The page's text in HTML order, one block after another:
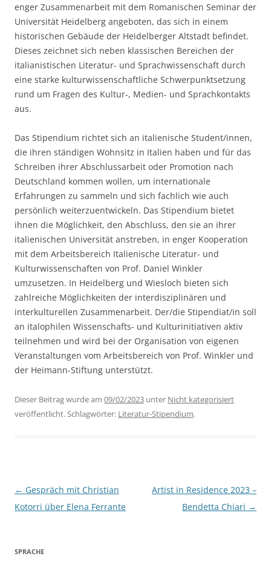
enger Zusammenarbeit mit dem Romanischen Seminar der
Universität Heidelberg angeboten, das sich in einem
historischen Gebäude der Heidelberger Altstadt befindet.
Dieses zeichnet sich neben klassischen Bereichen der
italianistischen Literatur- und Sprachwissenschaft durch
eine starke kulturwissenschaftliche Schwerpunktsetzung
rund um Fragen des Kultur-, Medien- und Sprachkontakts
aus.
Das Stipendium richtet sich an italienische Student/innen,
die ihren ständigen Wohnsitz in Italien haben und für das
Schreiben ihrer Abschlussarbeit oder Promotion nach
Deutschland kommen wollen, um internationale
Erfahrungen zu sammeln und sich fachlich wie auch
persönlich weiterzuentwickeln. Das Stipendium bietet
ihnen die Möglichkeit, den Abschluss, den sie an ihrer
italienischen Universität anstreben, in enger Kooperation
mit dem Arbeitsbereich Italienische Literatur- und
Kulturwissenschaften von Prof. Daniel Winkler
umzusetzen. In Heidelberg und Wiesloch bieten sich
zahlreiche Möglichkeiten der interdisziplinären und
interkulturellen Zusammenarbeit. Der/die Stipendiat/in soll
an italophilen Wissenschafts- und Kulturinitiativen aktiv
teilnehmen und wird bei der Organisation von eigenen
Veranstaltungen vom Arbeitsbereich von Prof. Winkler und
der Heimann-Stiftung unterstützt.
Dieser Beitrag wurde am 09/02/2023 unter Nicht kategorisiert
veröffentlicht. Schlagwörter: Literatur-Stipendium.
Beitragsnavigation
← Gespräch mit Christian
Kotorri über Elena Ferrante
Artist in Residence 2023 –
Bendetta Chiari →
SPRACHE